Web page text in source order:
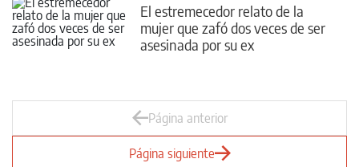
El estremecedor relato de la
mujer que zafó dos veces de ser
asesinada por su ex
Página anterior
Página siguiente